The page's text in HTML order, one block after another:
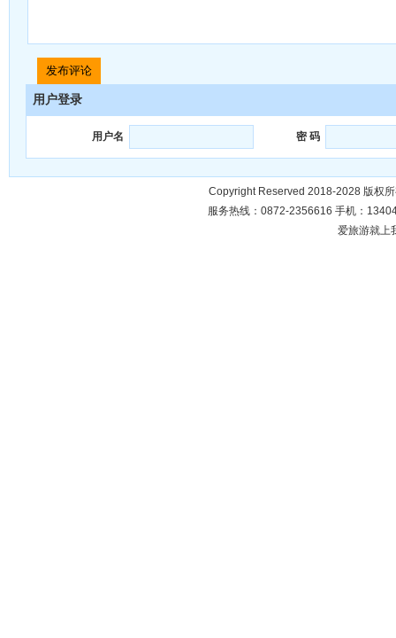
用户登录
用户名 密 码
Copyright Reserved 2018-2028 版权
服务热线：0872-2356616 手机：
爱旅游就上